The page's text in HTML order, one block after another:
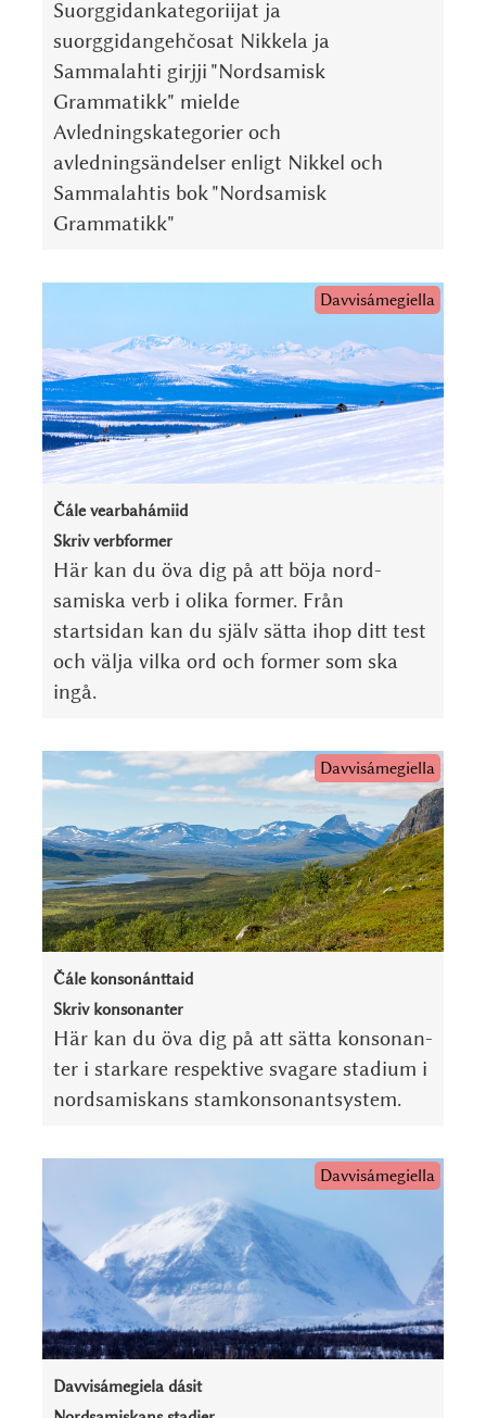
Suorggidankategoriijat ja
suorggidangehčosat Nikkela ja
Sammalahti girjji "Nordsamisk
Grammatikk" mielde
Avledningskategorier och
avledningsändelser enligt Nikkel och
Sammalahtis bok "Nordsamisk
Grammatikk"
Davvisámegiella
Čále vearbahámiid
Skriv verbformer
Här kan du öva dig på att böja nord­
samiska verb i olika former. Från
startsidan kan du själv sätta ihop ditt test
och välja vilka ord och former som ska
ingå.
Davvisámegiella
Čále konsonánttaid
Skriv konsonanter
Här kan du öva dig på att sätta kon­so­nan­
ter i stark­are respektive svag­are stadium i
nord­samiskans stam­kon­so­nant­system.
Davvisámegiella
Davvisámegiela dásit